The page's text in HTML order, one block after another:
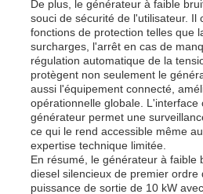
Générateur à faible bruit
Maintenance du générateur
Groupe électrogène de
moteur diesel de générateur
De plus, le générateur à faible
souci de sécurité de l'utilisateur. Il
fonctions de protection telles que
surcharges, l'arrêt en cas de
régulation automatique de la
protègent non seulement le
aussi l'équipement connecté,
opérationnelle globale. L'interface
générateur permet une
ce qui le rend accessible même
expertise technique limitée.
En résumé, le générateur à faible
diesel silencieux de premier ordre
puissance de sortie de 10 kW